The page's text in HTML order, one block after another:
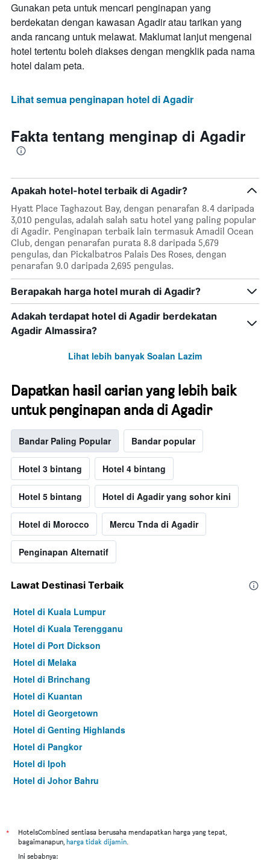
Gunakan peta untuk mencari penginapan yang
berdekatan dengan kawasan Agadir atau tarikan yang
anda rancang untuk melawat. Maklumat lanjut mengenai
hotel tertentu boleh diakses dengan mengklik pada nama
hotel dalam peta.
Lihat semua penginapan hotel di Agadir
Fakta tentang menginap di Agadir
Apakah hotel-hotel terbaik di Agadir?
Hyatt Place Taghazout Bay, dengan penarafan 8.4 daripada
3,010 pengulas, adalah salah satu hotel yang paling popular
di Agadir. Penginapan terbaik lain termasuk Amadil Ocean
Club, dengan penarafan purata 8.8 daripada 5,679
pengulas, dan Pickalbatros Palais Des Roses, dengan
penarafan 9.0 daripada 2,695 pengulas.
Berapakah harga hotel murah di Agadir?
Adakah terdapat hotel di Agadir berdekatan
Agadir Almassira?
Lihat lebih banyak Soalan Lazim
Dapatkan hasil carian yang lebih baik
untuk penginapan anda di Agadir
Bandar Paling Popular Bandar popular
Hotel 3 bintang Hotel 4 bintang
Hotel 5 bintang Hotel di Agadir yang sohor kini
Hotel di Morocco Mercu Tnda di Agadir
Penginapan Alternatif
Lawat Destinasi Terbaik
Hotel di Kuala Lumpur
Hotel di Kuala Terengganu
Hotel di Port Dickson
Hotel di Melaka
Hotel di Brinchang
Hotel di Kuantan
Hotel di Georgetown
Hotel di Genting Highlands
Hotel di Pangkor
Hotel di Ipoh
Hotel di Johor Bahru
Hotel di Kuching
Hotel di Tokyo
*
HotelsCombined sentiasa berusaha mendapatkan harga yang tepat,
bagaimanapun, harga tidak dijamin.
Ini sebabnya: